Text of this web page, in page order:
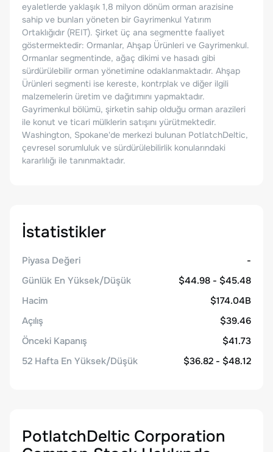
eyaletlerde yaklaşık 1,8 milyon dönüm orman arazisine
sahip ve bunları yöneten bir Gayrimenkul Yatırım
Ortaklığıdır (REIT). Şirket üç ana segmentte faaliyet
göstermektedir: Ormanlar, Ahşap Ürünleri ve Gayrimenkul.
Ormanlar segmentinde, ağaç dikimi ve hasadı gibi
sürdürülebilir orman yönetimine odaklanmaktadır. Ahşap
Ürünleri segmenti ise kereste, kontrplak ve diğer ilgili
malzemelerin üretim ve dağıtımını yapmaktadır.
Gayrimenkul bölümü, şirketin sahip olduğu orman arazileri
ile konut ve ticari mülklerin satışını yürütmektedir.
Washington, Spokane'de merkezi bulunan PotlatchDeltic,
çevresel sorumluluk ve sürdürülebilirlik konularındaki
kararlılığı ile tanınmaktadır.
İstatistikler
Piyasa Değeri
-
Günlük En Yüksek/Düşük
$44.98 - $45.48
Hacim
$174.04B
Açılış
$39.46
Önceki Kapanış
$41.73
52 Hafta En Yüksek/Düşük
$36.82 - $48.12
PotlatchDeltic Corporation